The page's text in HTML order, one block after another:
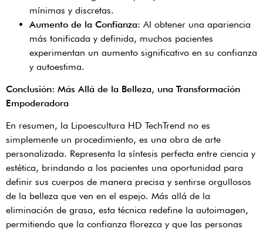
mínimas y discretas.
Aumento de la Confianza: Al obtener una apariencia
más tonificada y definida, muchos pacientes
experimentan un aumento significativo en su confianza
y autoestima.
Conclusión: Más Allá de la Belleza, una Transformación
Empoderadora
En resumen, la Lipoescultura HD TechTrend no es
simplemente un procedimiento, es una obra de arte
personalizada. Representa la síntesis perfecta entre ciencia y
estética, brindando a los pacientes una oportunidad para
definir sus cuerpos de manera precisa y sentirse orgullosos
de la belleza que ven en el espejo. Más allá de la
eliminación de grasa, esta técnica redefine la autoimagen,
permitiendo que la confianza florezca y que las personas